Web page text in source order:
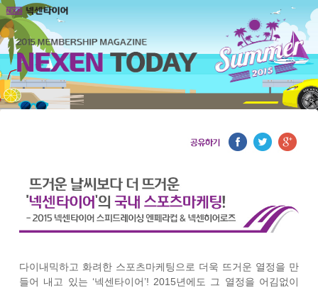
다이내믹하고 화려한 스포츠마케팅으로 더욱 뜨거운 열정을 만
들어 내고 있는 ‘넥센타이어’! 2015년에도 그 열정을 어김없이